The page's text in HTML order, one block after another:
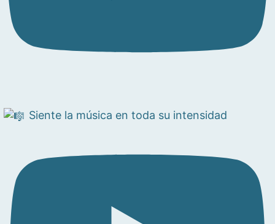
Siente la música en toda su intensidad